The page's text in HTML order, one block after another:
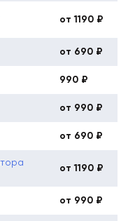
от 1190 ₽
от 690 ₽
990 ₽
от 990 ₽
от 690 ₽
от 1190 ₽
от 990 ₽